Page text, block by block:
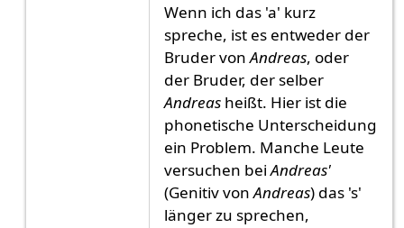
Wenn ich das 'a' kurz
spreche, ist es entweder der
Bruder vonAndreas, oder
der Bruder, der selber
Andreas heißt. Hier ist die
phonetische Unterscheidung
ein Problem. Manche Leute
versuchen beiAndreas'
(Genitiv vonAndreas) das 's'
länger zu sprechen,